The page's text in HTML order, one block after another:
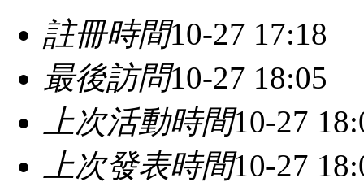
註冊時間10-27 17:18
最後訪問10-27 18:05
上次活動時間10-27
上次發表時間10-27